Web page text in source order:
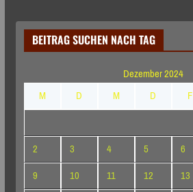
BEITRAG SUCHEN NACH TAG
Dezember 2024
M
D M D F
2
3 4 5 6
9
10 11 12 13